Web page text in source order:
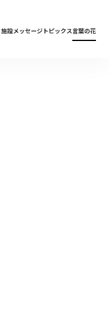
施設メッセージトピックス言葉の花